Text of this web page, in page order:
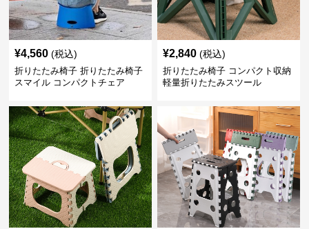
¥4,560 (税込)
折りたたみ椅子 折りたたみ椅子
スマイル コンパクトチェア
¥2,840 (税込)
折りたたみ椅子 コンパクト収納
軽量折りたたみスツール